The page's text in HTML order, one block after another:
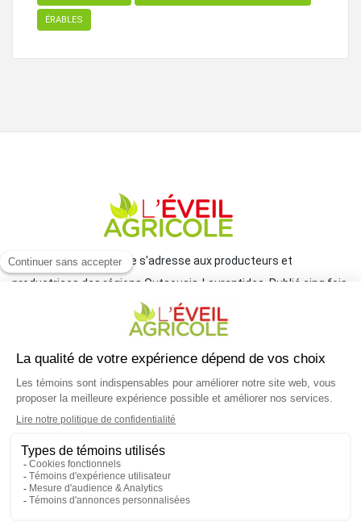
ÉRABLES
Le journal L'Éveil agricole s'adresse aux producteurs et
productrices des régions Outaouais-Laurentides. Publié cinq fois
par année par le Groupe JCL, il traite de l'actualité et des grands
enjeux reliés à l'agriculture.
COORDONNÉES
mlemay@groupejcl.ca
450 472-3440, poste 250
UNE INITIATIVE DU